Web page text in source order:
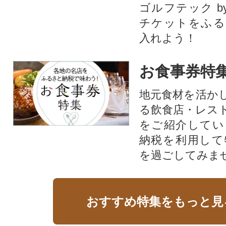
ゴルフテック
チケットをふ
入れよう！
お食事券特
地元食材を活か
る飲食店・レス
をご紹介して
納税を利用し
を過ごしてみま
おすすめ特集をもっと